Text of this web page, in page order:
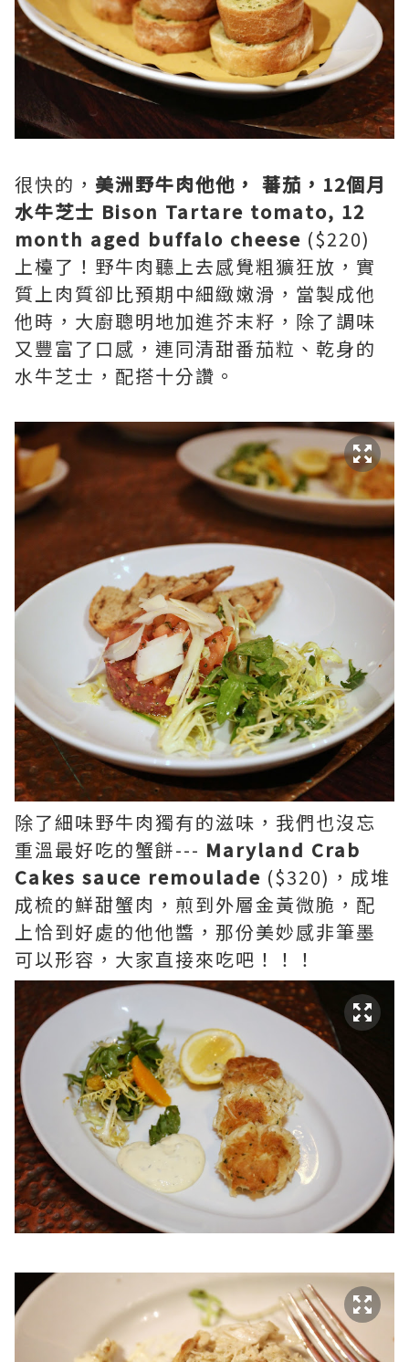
很快的， 美洲野牛肉他他， 蕃茄，12個月
水牛芝士 Bison Tartare tomato, 12
month aged buffalo cheese ($220)
上檯了！野牛肉聽上去感覺粗獷狂放，實
質上肉質卻比預期中細緻嫩滑，當製成他
他時，大廚聰明地加進芥末籽，除了調味
又豐富了口感，連同清甜番茄粒、乾身的
水牛芝士，配搭十分讚。
除了細味野牛肉獨有的滋味，我們也沒忘
重溫最好吃的蟹餅--- Maryland Crab
Cakes sauce remoulade ($320)，成堆
成梳的鮮甜蟹肉，煎到外層金黃微脆，配
上恰到好處的他他醬，那份美妙感非筆墨
可以形容，大家直接來吃吧！！！